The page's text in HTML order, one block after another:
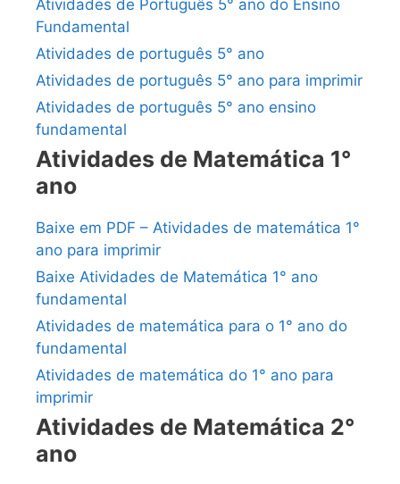
Atividades de Português 5° ano do Ensino
Fundamental
Atividades de português 5° ano
Atividades de português 5° ano para imprimir
Atividades de português 5° ano ensino
fundamental
Atividades de Matemática 1°
ano
Baixe em PDF – Atividades de matemática 1°
ano para imprimir
Baixe Atividades de Matemática 1° ano
fundamental
Atividades de matemática para o 1° ano do
fundamental
Atividades de matemática do 1° ano para
imprimir
Atividades de Matemática 2°
ano